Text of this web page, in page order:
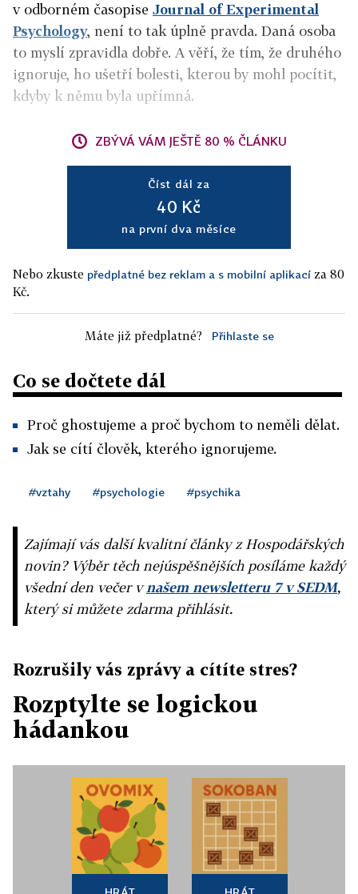
v odborném časopise Journal of Experimental
Psychology, není to tak úplně pravda. Daná osoba
to myslí zpravidla dobře. A věří, že tím, že druhého
ignoruje, ho ušetří bolesti, kterou by mohl pocítit,
kdyby k němu byla upřímná.
ZBÝVÁ VÁM JEŠTĚ 80 % ČLÁNKU
Číst dál za
40 Kč
na první dva měsíce
Nebo zkuste předplatné bez reklam a s mobilní aplikací za 80
Kč.
Máte již předplatné? Přihlaste se
Co se dočtete dál
Proč ghostujeme a proč bychom to neměli dělat.
Jak se cítí člověk, kterého ignorujeme.
#vztahy #psychologie #psychika
Zajímají vás další kvalitní články z Hospodářských
novin? Výběr těch nejúspěšnějších posíláme každý
všední den večer vnašem newsletteru 7 v SEDM,
který si můžete zdarma přihlásit.
Rozrušily vás zprávy a cítíte stres?
Rozptylte se logickou
hádankou